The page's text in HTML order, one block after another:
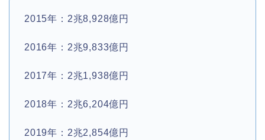
2015年：2兆8,928億円
2016年：2兆9,833億円
2017年：2兆1,938億円
2018年：2兆6,204億円
2019年：2兆2,854億円